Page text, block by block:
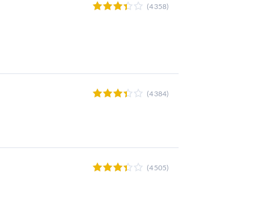
(4358)
(4384)
(4505)